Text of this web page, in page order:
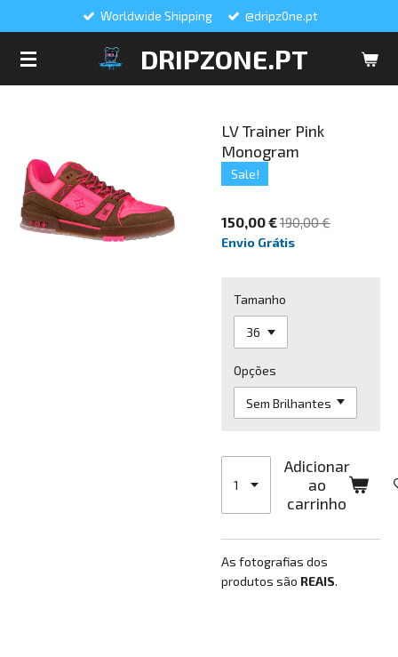
DRIPZONE.PT
Worldwide Shipping @dripz0ne.pt
LV Trainer Pink
Monogram
Sale!
150,00 €190,00 €
Envio Grátis
Tamanho
Opções
Adicionar
ao
carrinho
As fotografias dos
produtos são REAIS.